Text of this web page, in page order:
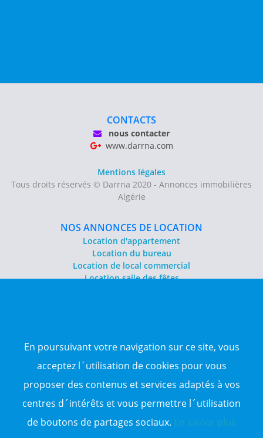
En poursuivant votre navigation sur ce site, vous
acceptez l´utilisation de cookies pour vous
proposer des contenus et services adaptés à vos
centres d´intérêts et vous permettre l´utilisation
de boutons de partages sociaux.
CONTACTS
nous contacter
www.darrna.com
Mentions légales
Tous droits réservés © Darrna 2020 - Annonces immobilières
Algérie
NOS ANNONCES DE LOCATION
Location d'appartement
Location du bureau
Location de local commercial
Location salle des fêtes
Vente terrain
Sitemap
TOP WILAYA
Annonce à 16-Alger
Annonce à 06-Béjaïa